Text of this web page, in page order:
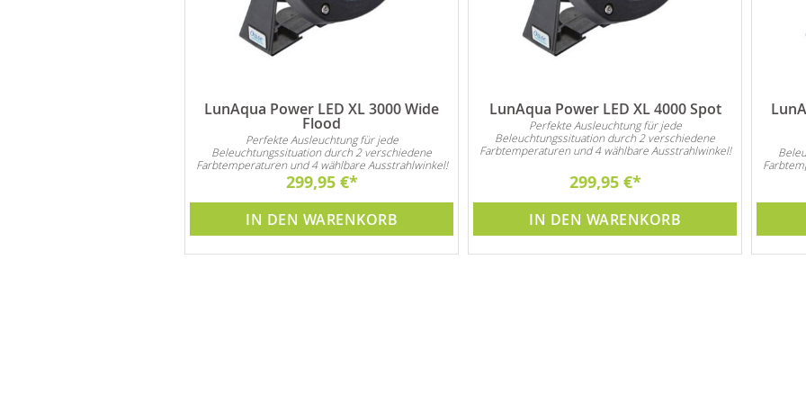
LunAqua Power LED XL 3000 Wide
Flood
Perfekte Ausleuchtung für jede
Beleuchtungssituation durch 2 verschiedene
Farbtemperaturen und 4 wählbare Ausstrahlwinkel!
299,95 €
IN DEN WARENKORB
LunAqua Power LED XL 4000 Spot
Perfekte Ausleuchtung für jede
Beleuchtungssituation durch 2 verschiedene
Farbtemperaturen und 4 wählbare Ausstrahlwinkel!
299,95 €
IN DEN WARENKORB